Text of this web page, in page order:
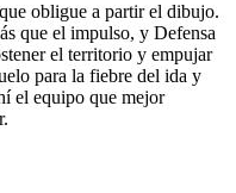
obligue a partir el dibujo.
que el impulso, y Defensa
el territorio y empujar
para la fiebre del ida y
el equipo que mejor